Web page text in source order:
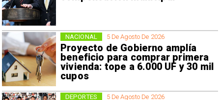
5 De Agosto De 2026
Proyecto de Gobierno amplía
beneficio para comprar primera
vivienda: tope a 6.000 UF y 30 mil
cupos
NACIONAL
5 De Agosto De 2026
DEPORTES